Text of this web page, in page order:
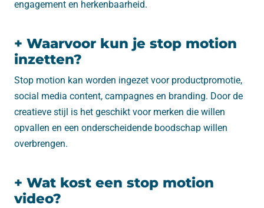
engagement en herkenbaarheid.
+ Waarvoor kun je stop motion
inzetten?
Stop motion kan worden ingezet voor productpromotie,
social media content, campagnes en branding. Door de
creatieve stijl is het geschikt voor merken die willen
opvallen en een onderscheidende boodschap willen
overbrengen.
+ Wat kost een stop motion
video?